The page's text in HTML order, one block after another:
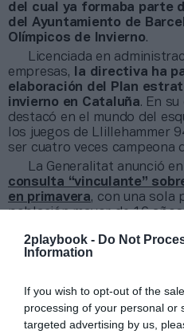
2playbook - Do Not
Information
If you wish to opt-out of the
processing of your personal or
targeted advertising by us,
del cual ya formaba parte
del Ayuntamiento de
Olímpicos de Invierno.
Licenciada en
empresas,
la directiva ha
elaboración del Plan
invierno en Cataluña. En
destacó en el mundo del
los juegos de Llillehammer
ser cuatro veces campeona
La Generalitat anunció
consulta “vinculante”
en primavera, con una sola
población mayor de 16
del Alt Pirineu y el Vall
de la encuesta la ciudad de
60.000 personas.
Añadir2Playbookcomo
de forma gratuita
Mantente informado con las